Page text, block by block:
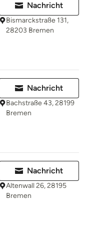
Nachricht
Bismarckstraße 131,
28203 Bremen
Nachricht
Bachstraße 43, 28199
Bremen
Nachricht
Altenwall 26, 28195
Bremen